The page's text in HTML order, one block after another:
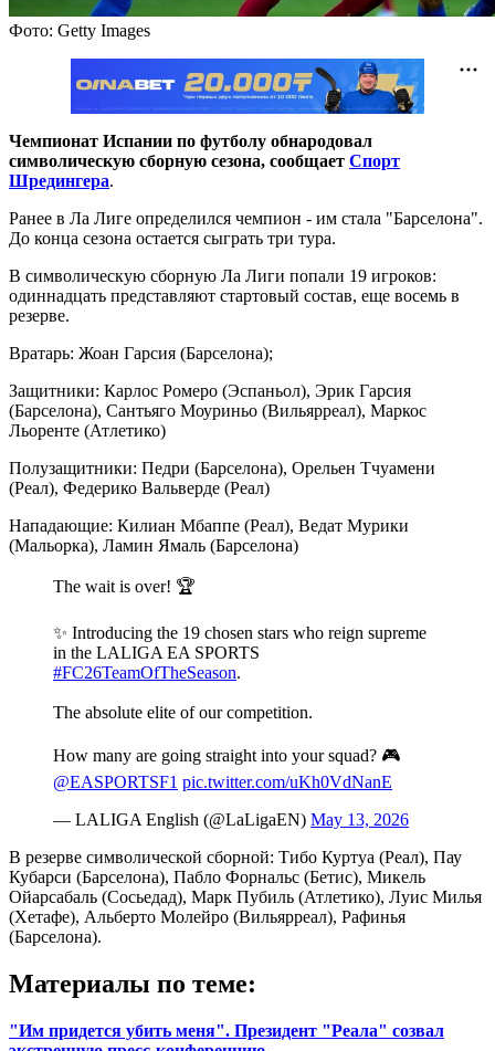
Фото: Getty Images
Чемпионат Испании по футболу обнародовал
символическую сборную сезона, сообщает Спорт
Шредингера.
Ранее в Ла Лиге определился чемпион - им стала "Барселона".
До конца сезона остается сыграть три тура.
В символическую сборную Ла Лиги попали 19 игроков:
одиннадцать представляют стартовый состав, еще восемь в
резерве.
Вратарь: Жоан Гарсия (Барселона);
Защитники: Карлос Ромеро (Эспаньол), Эрик Гарсия
(Барселона), Сантьяго Моуриньо (Вильярреал), Маркос
Льоренте (Атлетико)
Полузащитники: Педри (Барселона), Орельен Тчуамени
(Реал), Федерико Вальверде (Реал)
Нападающие: Килиан Мбаппе (Реал), Ведат Мурики
(Мальорка), Ламин Ямаль (Барселона)
The wait is over! 🏆
✨ Introducing the 19 chosen stars who reign supreme
in the LALIGA EA SPORTS
#FC26TeamOfTheSeason.
The absolute elite of our competition.
How many are going straight into your squad? 🎮
@EASPORTSF1 pic.twitter.com/uKh0VdNanE
— LALIGA English (@LaLigaEN) May 13, 2026
В резерве символической сборной: Тибо Куртуа (Реал), Пау
Кубарси (Барселона), Пабло Форнальс (Бетис), Микель
Ойарсабаль (Сосьедад), Марк Пубиль (Атлетико), Луис Милья
(Хетафе), Альберто Молейро (Вильярреал), Рафинья
(Барселона).
Материалы по теме:
"Им придется убить меня". Президент "Реала" созвал